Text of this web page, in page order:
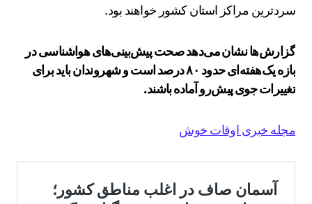
سردترین مراکز استان کشور خواهند بود.
گزارش‌ها نشان می‌دهد صحت پیش‌بینی‌های هواشناسی در
بازه یک‌هفته‌ای حدود ۸۰ درصد است و شهروندان باید برای
تغییرات جوی پیش‌رو آماده باشند.
مجله خبری اوقات خوش